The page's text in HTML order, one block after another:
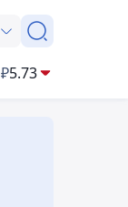
₽5.73